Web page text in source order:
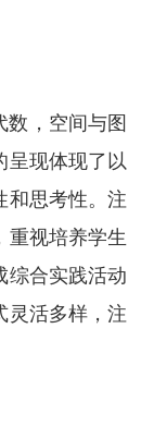
，空间与图
呈现体现了以
和思考性。注
重视培养学生
综合实践活动
灵活多样，注